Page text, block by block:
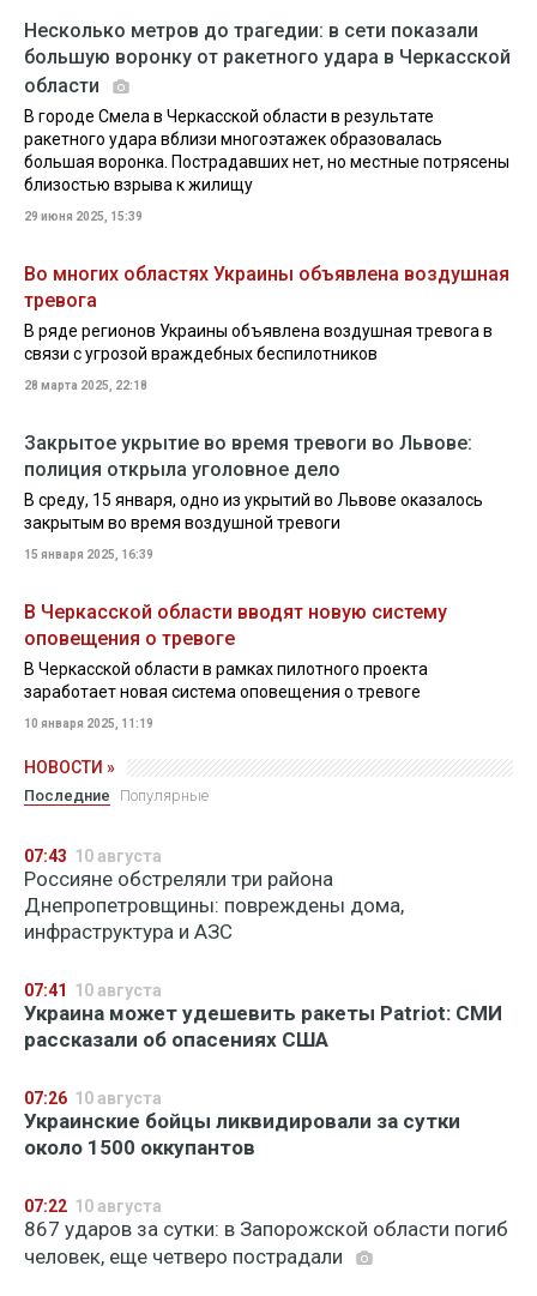
Несколько метров до трагедии: в сети показали
большую воронку от ракетного удара в Черкасской
области
В городе Смела в Черкасской области в результате
ракетного удара вблизи многоэтажек образовалась
большая воронка. Пострадавших нет, но местные потрясены
близостью взрыва к жилищу
29 июня 2025, 15:39
Во многих областях Украины объявлена воздушная
тревога
В ряде регионов Украины объявлена воздушная тревога в
связи с угрозой враждебных беспилотников
28 марта 2025, 22:18
Закрытое укрытие во время тревоги во Львове:
полиция открыла уголовное дело
В среду, 15 января, одно из укрытий во Львове оказалось
закрытым во время воздушной тревоги
15 января 2025, 16:39
В Черкасской области вводят новую систему
оповещения о тревоге
В Черкасской области в рамках пилотного проекта
заработает новая система оповещения о тревоге
10 января 2025, 11:19
НОВОСТИ »
Последние Популярные
07:43 10 августа
Россияне обстреляли три района
Днепропетровщины: повреждены дома,
инфраструктура и АЗС
07:41 10 августа
Украина может удешевить ракеты Patriot: СМИ
рассказали об опасениях США
07:26 10 августа
Украинские бойцы ликвидировали за сутки
около 1500 оккупантов
07:22 10 августа
867 ударов за сутки: в Запорожской области погиб
человек, еще четверо пострадали